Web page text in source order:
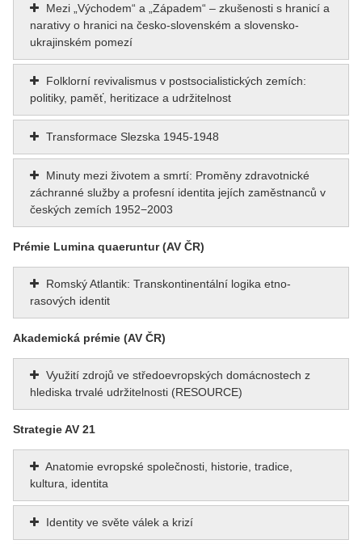
Mezi „Východem“ a „Západem“ – zkušenosti s hranicí a
narativy o hranici na česko-slovenském a slovensko-
ukrajinském pomezí
Folklorní revivalismus v postsocialistických zemích:
politiky, paměť, heritizace a udržitelnost
Transformace Slezska 1945-1948
Minuty mezi životem a smrtí: Proměny zdravotnické
záchranné služby a profesní identita jejích zaměstnanců v
českých zemích 1952−2003
Prémie Lumina quaeruntur (AV ČR)
Romský Atlantik: Transkontinentální logika etno-
rasových identit
Akademická prémie (AV ČR)
Využití zdrojů ve středoevropských domácnostech z
hlediska trvalé udržitelnosti (RESOURCE)
Strategie AV 21
Anatomie evropské společnosti, historie, tradice,
kultura, identita
Identity ve světe válek a krizí